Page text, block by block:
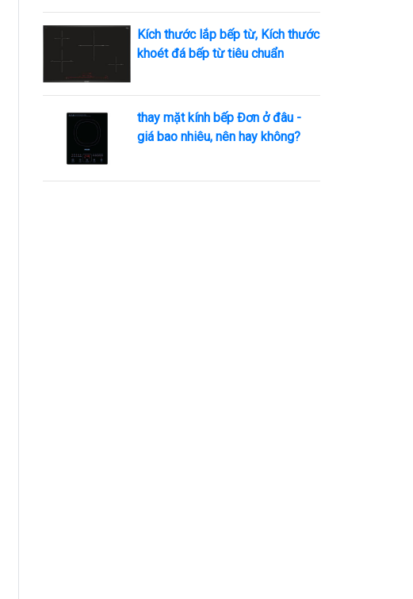
Kích thước lắp bếp từ, Kích thước
khoét đá bếp từ tiêu chuẩn
thay mặt kính bếp Đơn ở đâu -
giá bao nhiêu, nên hay không?